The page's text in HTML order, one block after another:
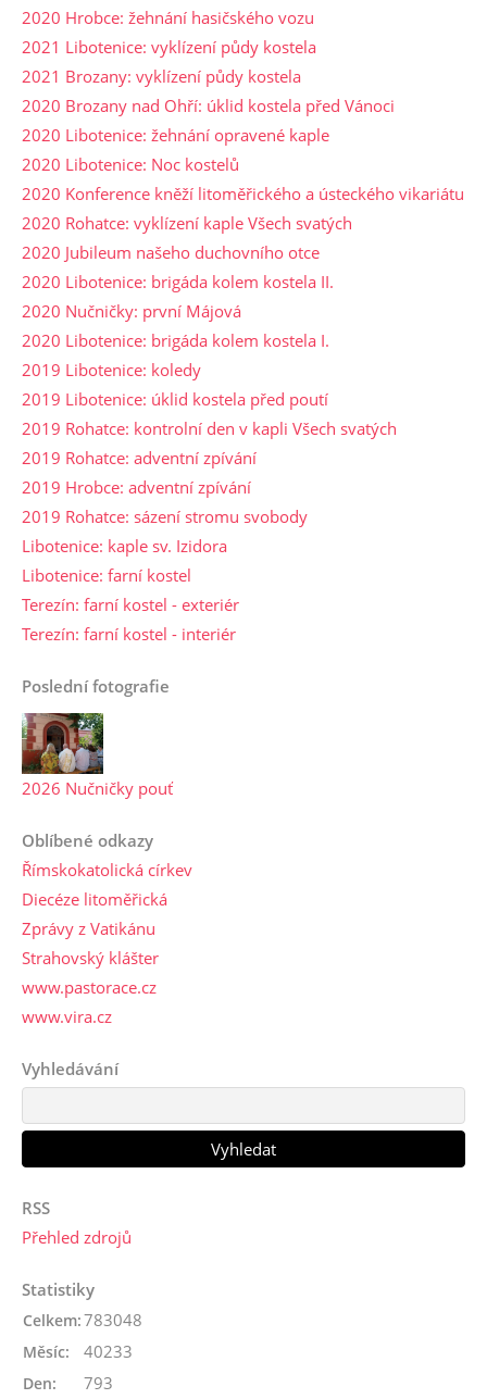
2020 Hrobce: žehnání hasičského vozu
2021 Libotenice: vyklízení půdy kostela
2021 Brozany: vyklízení půdy kostela
2020 Brozany nad Ohří: úklid kostela před Vánoci
2020 Libotenice: žehnání opravené kaple
2020 Libotenice: Noc kostelů
2020 Konference kněží litoměřického a ústeckého vikariátu
2020 Rohatce: vyklízení kaple Všech svatých
2020 Jubileum našeho duchovního otce
2020 Libotenice: brigáda kolem kostela II.
2020 Nučničky: první Májová
2020 Libotenice: brigáda kolem kostela I.
2019 Libotenice: koledy
2019 Libotenice: úklid kostela před poutí
2019 Rohatce: kontrolní den v kapli Všech svatých
2019 Rohatce: adventní zpívání
2019 Hrobce: adventní zpívání
2019 Rohatce: sázení stromu svobody
Libotenice: kaple sv. Izidora
Libotenice: farní kostel
Terezín: farní kostel - exteriér
Terezín: farní kostel - interiér
Poslední fotografie
2026 Nučničky pouť
Oblíbené odkazy
Římskokatolická církev
Diecéze litoměřická
Zprávy z Vatikánu
Strahovský klášter
www.pastorace.cz
www.vira.cz
Vyhledávání
RSS
Přehled zdrojů
Statistiky
Celkem:783048
Měsíc: 40233
Den: 793